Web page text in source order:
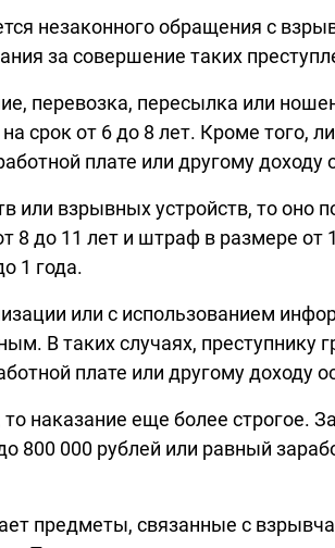
незаконного обращения с
за совершение таких
перевозка, пересылка или
срок от 6 до 8 лет. Кроме того,
плате или другому
взрывных устройств, то оно
8 до 11 лет и штраф в размере от
1 года.
или с использованием
В таких случаях, преступнику
плате или другому доходу
наказание еще более строгое.
800 000 рублей или равный
предметы, связанные с